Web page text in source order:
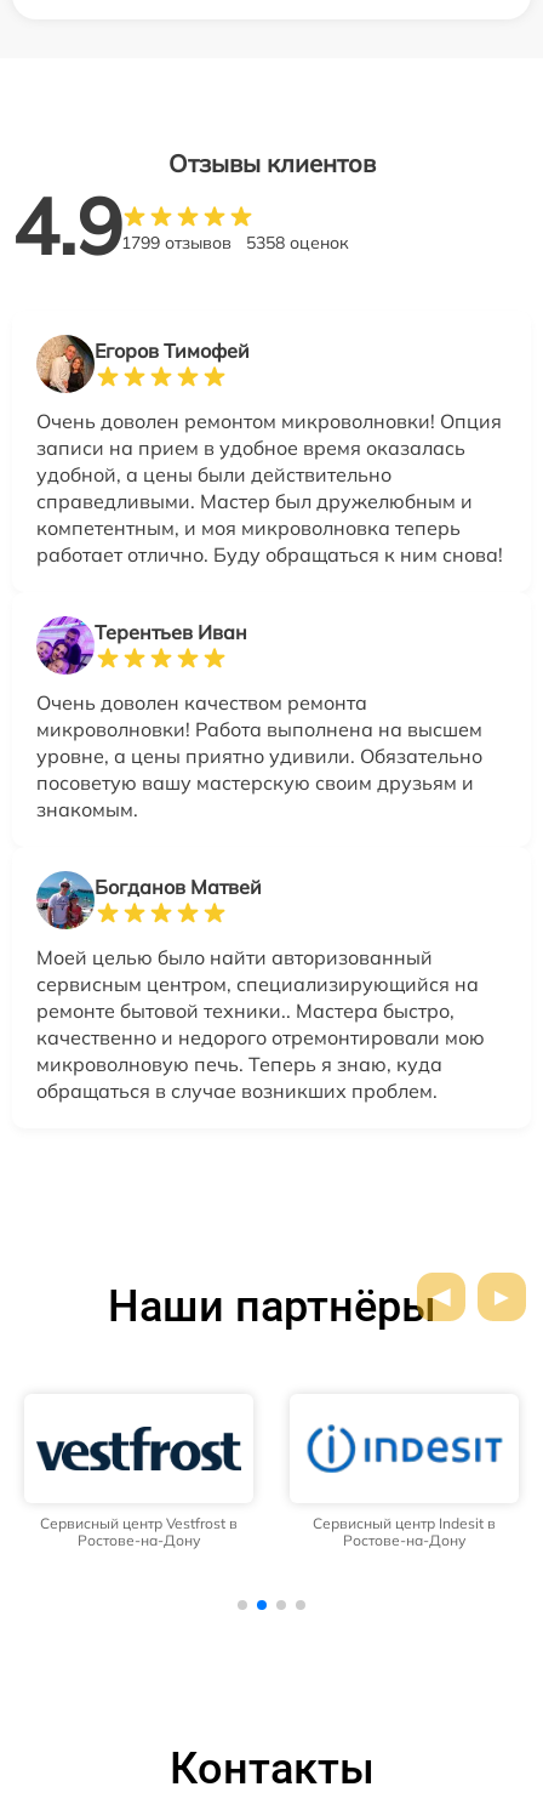
Отзывы клиентов
4.91799 отзывов 5358 оценок
Егоров Тимофей
Очень доволен ремонтом микроволновки! Опция
записи на прием в удобное время оказалась
удобной, а цены были действительно
справедливыми. Мастер был дружелюбным и
компетентным, и моя микроволновка теперь
работает отлично. Буду обращаться к ним снова!
Терентьев Иван
Очень доволен качеством ремонта
микроволновки! Работа выполнена на высшем
уровне, а цены приятно удивили. Обязательно
посоветую вашу мастерскую своим друзьям и
знакомым.
Богданов Матвей
Моей целью было найти авторизованный
сервисным центром, специализирующийся на
ремонте бытовой техники.. Мастера быстро,
качественно и недорого отремонтировали мою
микроволновую печь. Теперь я знаю, куда
обращаться в случае возникших проблем.
Наши партнёры
Сервисный центр Vestfrost в
Ростове-на-Дону
Сервисный центр Indesit в
Ростове-на-Дону
Контакты